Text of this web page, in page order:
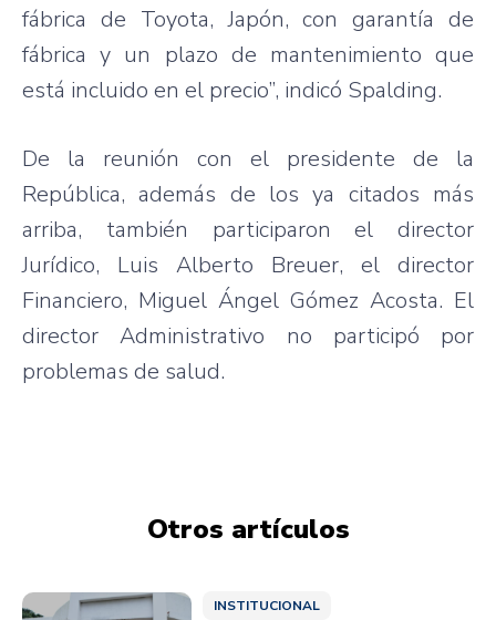
fábrica de Toyota, Japón, con garantía de
fábrica y un plazo de mantenimiento que
está incluido en el precio”, indicó Spalding.
De la reunión con el presidente de la
República, además de los ya citados más
arriba, también participaron el director
Jurídico, Luis Alberto Breuer, el director
Financiero, Miguel Ángel Gómez Acosta. El
director Administrativo no participó por
problemas de salud.
Otros artículos
INSTITUCIONAL